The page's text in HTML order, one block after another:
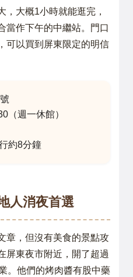
，大概1小時就能逛完，
當作下午的中繼站。門口
可以買到屏東限定的明信
（週一休館）
約8分鐘
人消夜首選
章，但沒有美食的景點攻
屏東夜市附近，開了超過
。他們的烤肉醬有股中藥